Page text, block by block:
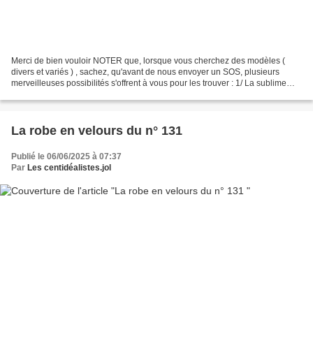
Merci de bien vouloir NOTER que, lorsque vous cherchez des modèles (
divers et variés ) , sachez, qu'avant de nous envoyer un SOS, plusieurs
merveilleuses possibilités s'offrent à vous pour les trouver : 1/ La sublime
La robe en velours du n° 131
Publié le 06/06/2025 à 07:37
Par Les centidéalistes.jol